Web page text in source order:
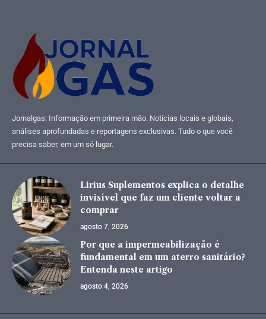
Jornalgas: Informação em primeira mão. Notícias locais e globais,
análises aprofundadas e reportagens exclusivas. Tudo o que você
precisa saber, em um só lugar.
Lirius Suplementos explica o detalhe
invisível que faz um cliente voltar a
comprar
agosto 7, 2026
Por que a impermeabilização é
fundamental em um aterro sanitário?
Entenda neste artigo
agosto 4, 2026